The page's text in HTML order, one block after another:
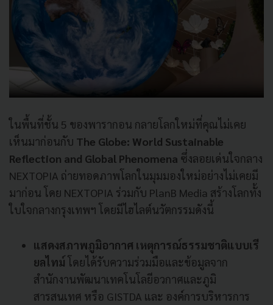
ในพื้นที่ชั้น 5 ของพารากอน กลายโลกใหม่ที่คุณไม่เคย
เห็นมาก่อนกับ The Globe: World Sustainable
Reflection and Global Phenomena ซึ่งลอยเด่นใจกลาง
NEXTOPIA ถ่ายทอดภาพโลกในมุมมองใหม่อย่างไม่เคยมี
มาก่อน โดย NEXTOPIA ร่วมกับ PlanB Media สร้างโลกทั้ง
ใบใจกลางกรุงเทพฯ โดยมีไฮไลต์นวัตกรรมดังนี้
แสดงสภาพภูมิอากาศ เหตุการณ์ธรรมชาติแบบเรี
ยลไทม์ โดยได้รับความร่วมมือและข้อมูลจาก
สำนักงานพัฒนาเทคโนโลยีอวกาศและภูมิ
สารสนเทศ หรือ GISTDA และ องค์การบริหารการ